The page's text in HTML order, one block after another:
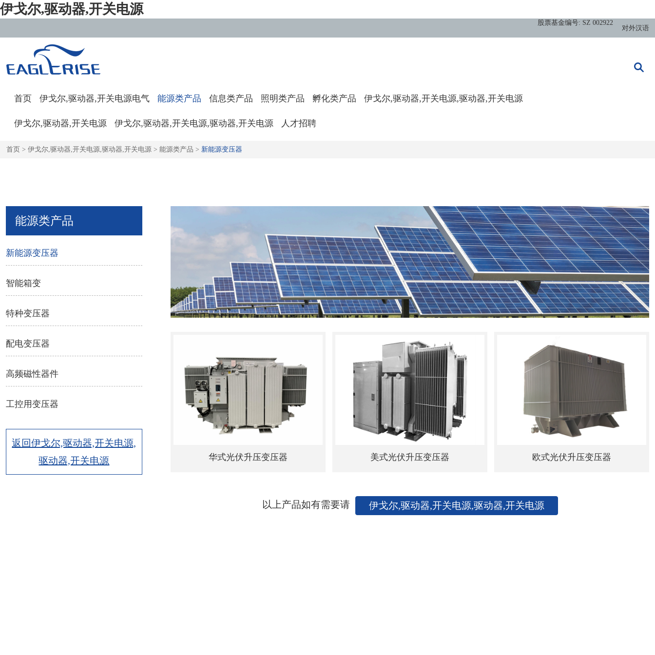
伊戈尔,驱动器,开关电源
股票基金编号: SZ 002922
对外汉语
首页 伊戈尔,驱动器,开关电源电气 能源类产品 信息类产品 照明类产品 孵化类产品 伊戈尔,驱动器,开关电源,驱动器,开关电源
伊戈尔,驱动器,开关电源 伊戈尔,驱动器,开关电源,驱动器,开关电源 人才招聘
首页 > 伊戈尔,驱动器,开关电源,驱动器,开关电源> 能源类产品 > 新能源变压器
华式光伏升压变压器 美式光伏升压变压器 欧式光伏升压变压器
以上产品如有需要请 伊戈尔,驱动器,开关电源,驱动器,开关电源
能源类产品
新能源变压器
智能箱变
特种变压器
配电变压器
高频磁性器件
工控用变压器
返回伊戈尔,驱动器,开关电源,
驱动器,开关电源